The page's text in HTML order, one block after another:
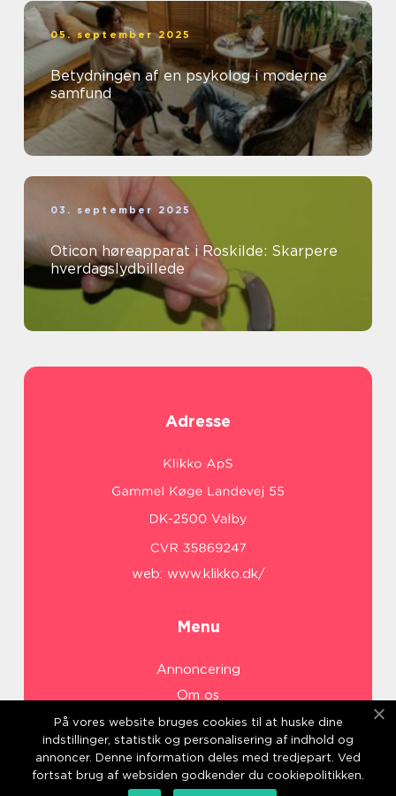
05. september 2025
Betydningen af en psykolog i moderne
samfund
03. september 2025
Oticon høreapparat i Roskilde: Skarpere
hverdagslydbillede
Adresse
web: www.klikko.dk/
Menu
Annoncering
Om os
Cookies
Kontakt os
Sitemap
På vores website bruges cookies til at huske dine
indstillinger, statistik og personalisering af indhold og
annoncer. Denne information deles med tredjepart. Ved
fortsat brug af websiden godkender du cookiepolitikken.